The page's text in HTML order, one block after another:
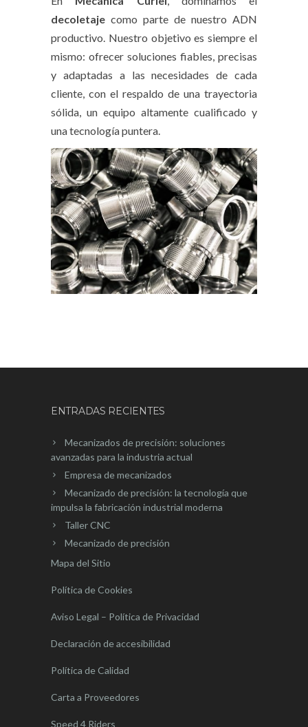
decoletaje como parte de nuestro ADN
productivo. Nuestro objetivo es siempre el
mismo: ofrecer soluciones fiables, precisas
y adaptadas a las necesidades de cada
cliente, con el respaldo de una trayectoria
sólida, un equipo altamente cualificado y
una tecnología puntera.
ENTRADAS RECIENTES
Mecanizados de precisión: soluciones
avanzadas para la industria actual
Empresa de mecanizados
Mecanizado de precisión: la tecnología que
impulsa la fabricación industrial moderna
Taller CNC
Mecanizado de precisión
Mapa del Sitio
Política de Cookies
Aviso Legal – Política de Privacidad
Declaración de accesibilidad
Política de Calidad
Carta a Proveedores
Speed 4 Riders